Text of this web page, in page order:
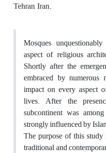
Tehran, Iran.
Mosques
aspect of religious
Shortly after the
embraced by
impact on every aspect
lives. After the
subcontinent was
strongly influenced by
The purpose of this
traditional and